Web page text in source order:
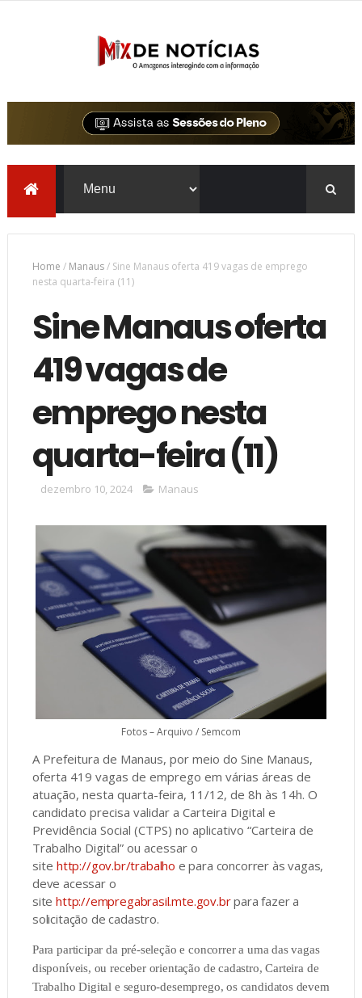
Home / Manaus/ Sine Manaus oferta 419 vagas de emprego
nesta quarta-feira (11)
Sine Manaus oferta
419 vagas de
emprego nesta
quarta-feira (11)
dezembro 10, 2024 Manaus
Fotos – Arquivo / Semcom
A Prefeitura de Manaus, por meio do Sine Manaus,
oferta 419 vagas de emprego em várias áreas de
atuação, nesta quarta-feira, 11/12, de 8h às 14h. O
candidato precisa validar a Carteira Digital e
Previdência Social (CTPS) no aplicativo “Carteira de
Trabalho Digital” ou acessar o
site http://gov.br/trabalho e para concorrer às vagas,
deve acessar o
sitehttp://empregabrasil.mte.gov.brpara fazer a
solicitação de cadastro.
Para participar da pré-seleção e concorrer a uma das vagas
disponíveis, ou receber orientação de cadastro, Carteira de
Trabalho Digital e seguro-desemprego, os candidatos devem